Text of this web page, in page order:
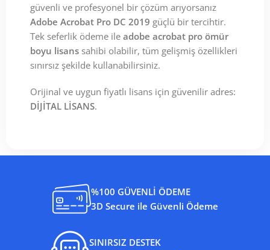
güvenli ve profesyonel bir çözüm arıyorsanız
Adobe Acrobat Pro DC 2019 güçlü bir tercihtir.
Tek seferlik ödeme ile adobe acrobat pro ömür
boyu lisans sahibi olabilir, tüm gelişmiş özellikleri
sınırsız şekilde kullanabilirsiniz.
Orijinal ve uygun fiyatlı lisans için güvenilir adres:
DİJİTAL LİSANS.
%100 GÜVENLİ ÖDEME
3D Secure ile Güvenli Ödeme
SINIRSIZ DESTEK